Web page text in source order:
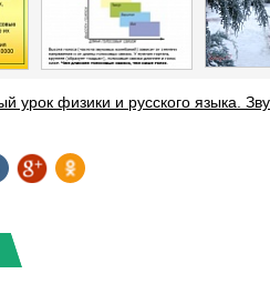
урок физики и русского языка.